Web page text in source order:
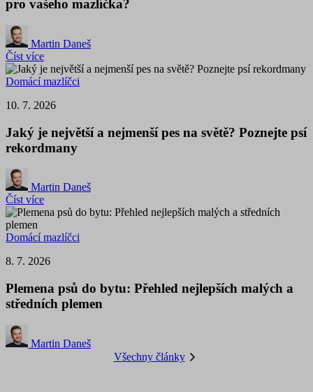
pro vašeho mazlíčka?
Martin Daneš
Číst více
Domácí mazlíčci
10. 7. 2026
Jaký je největší a nejmenší pes na světě? Poznejte psí
rekordmany
Martin Daneš
Číst více
Domácí mazlíčci
8. 7. 2026
Plemena psů do bytu: Přehled nejlepších malých a
středních plemen
Martin Daneš
Všechny články